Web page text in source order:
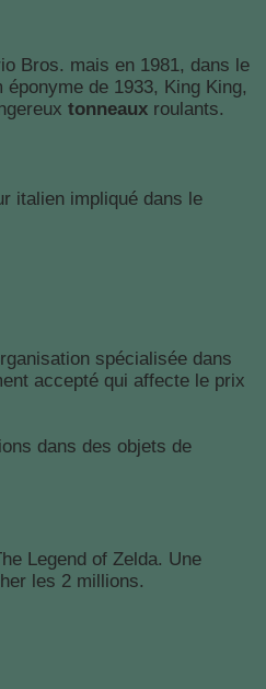
Bros. mais en 1981, dans le
de 1933, King King,
tonneaux roulants.
italien impliqué dans le
spécialisée dans
accepté qui affecte le prix
dans des objets de
Legend of Zelda. Une
les 2 millions.